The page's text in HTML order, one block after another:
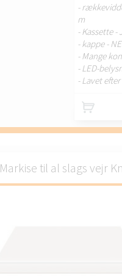
-
m
- Kassette -
- kappe -
- Mange
- LED-
- Lavet
Markise til al slags vejr